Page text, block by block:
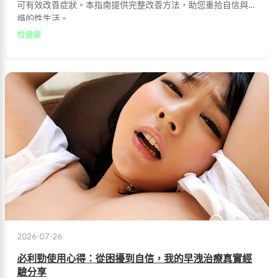
可有效改善症狀。本指南提供完整改善方法，助您重拾自信與和
諧的性生活。
性健康
2026-07-26
必利勁使用心得：從困擾到自信，我的早洩治療真實經
驗分享